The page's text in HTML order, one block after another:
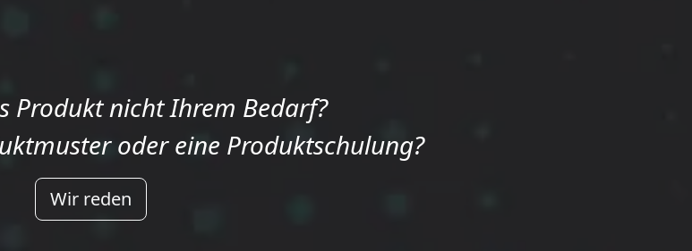
Produkt nicht Ihrem Bedarf?
oder eine Produktschulung?
Wir reden